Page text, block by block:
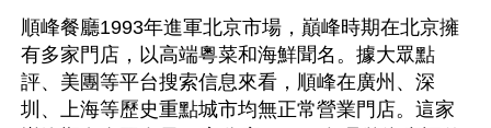
順峰餐廳1993年進軍北京市場，巔峰時期在北京擁
有多家門店，以高端粵菜和海鮮聞名。據大眾點
評、美團等平台搜索信息來看，順峰在廣州、深
圳、上海等歷史重點城市均無正常營業門店。這家